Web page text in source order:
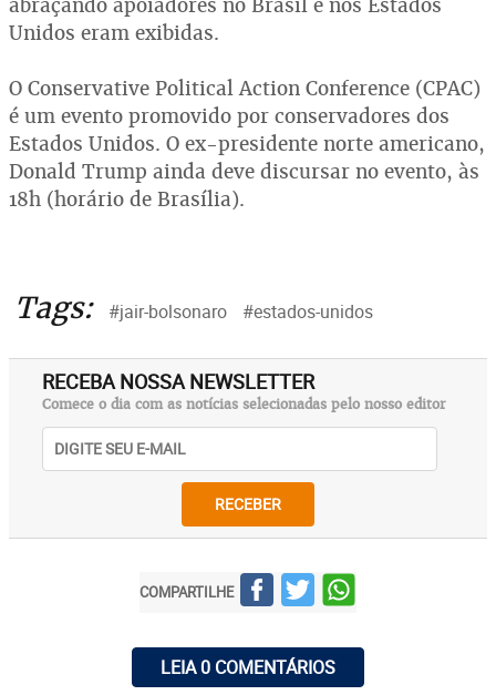
Unidos eram exibidas.
O Conservative Political Action Conference (CPAC)
é um evento promovido por conservadores dos
Estados Unidos. O ex-presidente norte americano,
Donald Trump ainda deve discursar no evento, às
18h (horário de Brasília).
Tags: #jair-bolsonaro #estados-unidos
RECEBA NOSSA NEWSLETTER
Comece o dia com as notícias selecionadas pelo nosso editor
RECEBER
COMPARTILHE
LEIA 0 COMENTÁRIOS